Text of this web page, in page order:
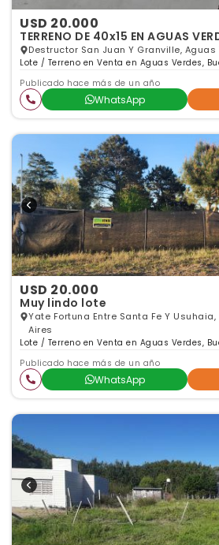
USD 20.000
TERRENO DE 40x15 EN AGUAS
Destructor San Juan Y Granville, Aguas
Lote / Terreno en Venta en Aguas Verdes,
Publicado hace más de un año
WhatsApp
USD 20.000
Muy lindo lote
Yate Fortuna Entre Santa Fe Y
Aires
Lote / Terreno en Venta en Aguas Verdes,
Publicado hace más de un año
WhatsApp